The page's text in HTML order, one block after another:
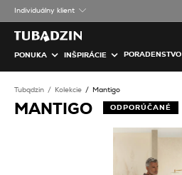
Individuálny klient
PONUKA INŠPIRÁCIE PORADENSTVO
Tubądzin Kolekcie Mantigo
MANTIGO ODPORÚČANÉ